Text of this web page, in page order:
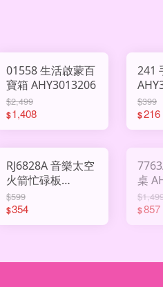
01558 生活啟蒙百
寶箱 AHY3013206
$2,499
$1,408
241
$399
$216
RJ6828A 音樂太空
火箭忙碌板
AHY2994575
$599
$354
桌
$857